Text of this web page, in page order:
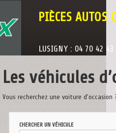
PIÈCES AUTOS
LUSIGNY : 04 70 42
Les véhicules
Vous recherchez une voiture
CHERCHER UN VÉHICULE